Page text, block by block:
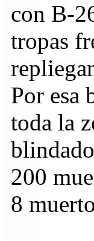
con B-
tropas
Por esa
toda la
200
8